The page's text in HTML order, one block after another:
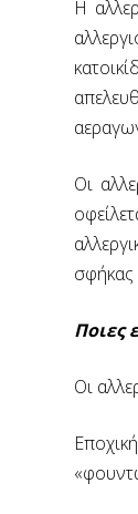
Η
Οι
σφήκας
Ποιες
Οι